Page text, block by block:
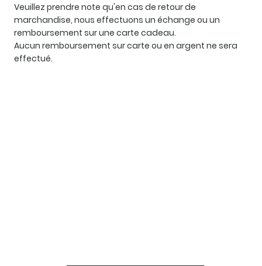
Veuillez prendre note qu'en cas de retour de
marchandise, nous effectuons un échange ou un
remboursement sur une carte cadeau.
Aucun remboursement sur carte ou en argent ne sera
effectué.